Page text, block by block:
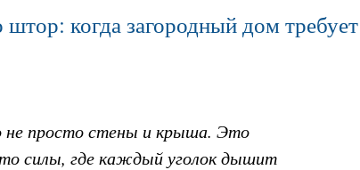
когда загородный дом
не просто стены и крыша. Это
силы, где каждый уголок дышит